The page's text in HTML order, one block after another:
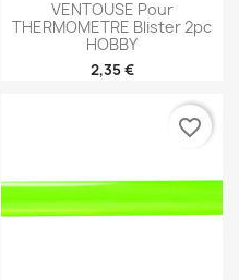
VENTOUSE Pour
THERMOMETRE Blister 2pc
HOBBY
2,35 €
favorite_border